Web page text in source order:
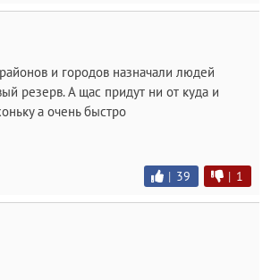
и городов назначали людей
резерв. А щас придут ни от куда и
а очень быстро
| 39 | 1